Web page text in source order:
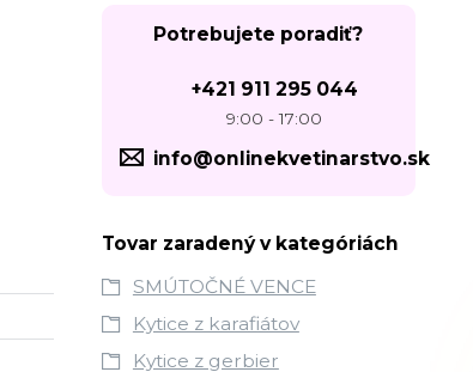
Potrebujete poradiť?
+421 911 295 044
9:00 - 17:00
info@onlinekvetinarstvo.sk
Tovar zaradený v kategóriách
SMÚTOČNÉ VENCE
Kytice z karafiátov
Kytice z gerbier